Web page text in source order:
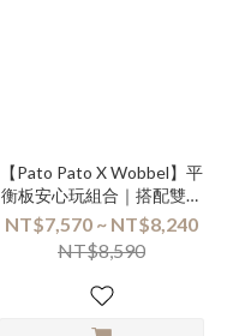
【Pato Pato X Wobbel】平
衡板安心玩組合｜搭配雙色
遊戲地墊
NT$7,570 ~ NT$8,240
NT$8,590